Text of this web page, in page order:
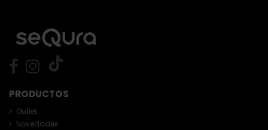
PRODUCTOS
Outlet
Novedades